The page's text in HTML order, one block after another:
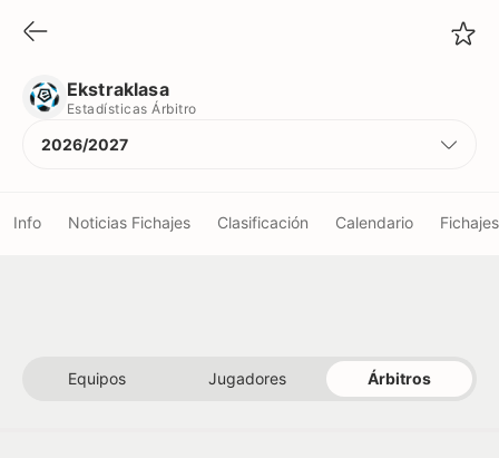
Ekstraklasa
Estadísticas Árbitro
2026/2027
Info Noticias Fichajes Clasificación Calendario Fichajes
Equipos Jugadores Árbitros